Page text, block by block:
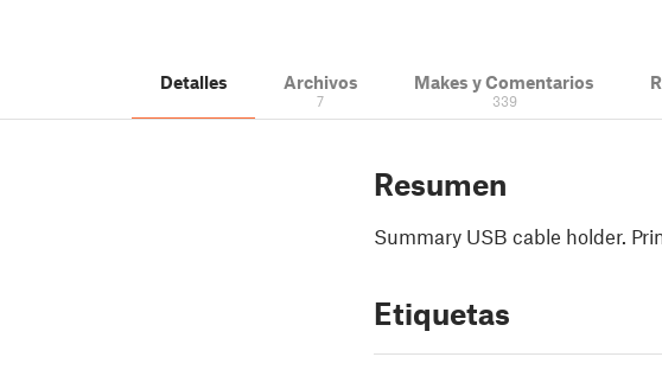
Detalles Archivos
7
Makes y Comentarios
339
Resumen
Summary USB cable holder.
Etiquetas